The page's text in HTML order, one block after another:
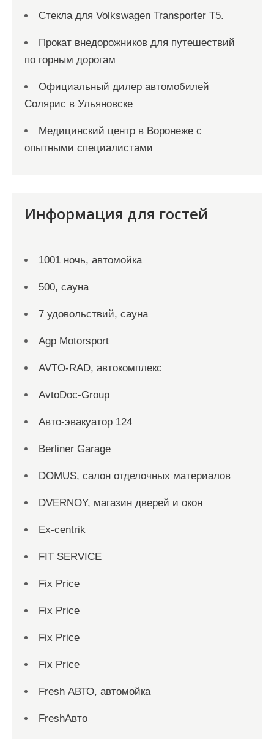
Стекла для Volkswagen Transporter T5.
Прокат внедорожников для путешествий
по горным дорогам
Официальный дилер автомобилей
Солярис в Ульяновске
Медицинский центр в Воронеже с
опытными специалистами
Информация для гостей
1001 ночь, автомойка
500, сауна
7 удовольствий, сауна
Agp Motorsport
AVTO-RAD, автокомплекс
AvtoDoc-Group
Aвто-эвакуатор 124
Berliner Garage
DOMUS, салон отделочных материалов
DVERNOY, магазин дверей и окон
Ex-centrik
FIT SERVICE
Fix Price
Fix Price
Fix Price
Fix Price
Fresh АВТО, автомойка
FreshАвто